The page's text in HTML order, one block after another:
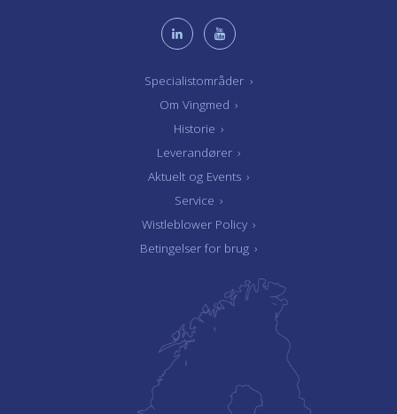
Specialistområder ›
Om Vingmed ›
Historie ›
Leverandører ›
Aktuelt og Events ›
Service ›
Wistleblower Policy ›
Betingelser for brug ›